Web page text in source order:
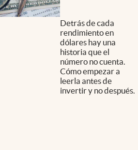
Detrás de cada
rendimiento en
dólares hay una
historia que el
número no cuenta.
Cómo empezar a
leerla antes de
invertir y no después.